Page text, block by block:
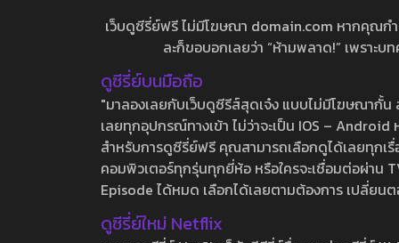
เว็บดูซีรี่ย์ฟรี ไม่มีโฆษณา domain.com หากคุณก
ละก็ขอบอกเลยว่า “ห้ามพลาด!” เพราะ
ดูซีรี่ย์บนมือถือ
"มาลองเลยกับเว็บดูซีรีส์สุดเจ๋ง แบบไม่มีโฆษณากั้
เลยทุกอุปกรณ์ทางเข้า ไม่ว่าจะเป็น IOS –
สำหรับการดูซีรี่ย์ฟรี คุณสามารถเลือกดูได้เลยทุกเ
คอมพิวเตอร์ทุกรุ่นทุกยี่ห้อ หรือใครจะเชื่อมต่อผ่าน
Episode ได้หมด เลือกได้เลยตามต้องการ เปลี่ยน
ดูซีรี่ย์ใหม่ Netflix